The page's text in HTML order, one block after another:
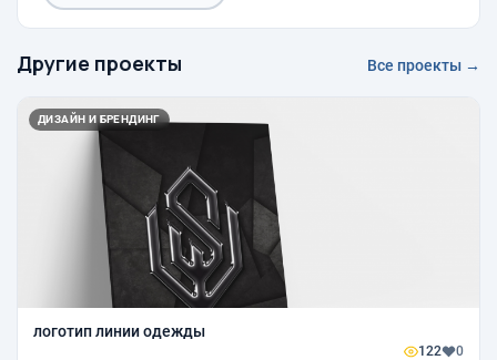
Другие проекты Все проекты →
ДИЗАЙН И БРЕНДИНГ
логотип линии одежды
122 0